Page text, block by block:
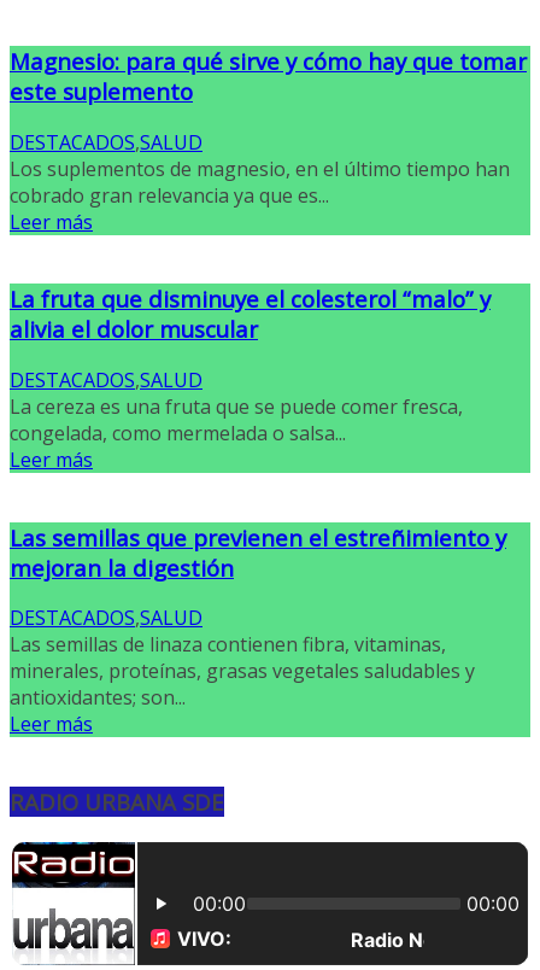
Magnesio: para qué sirve y cómo hay que tomar
este suplemento
DESTACADOS,SALUD
Los suplementos de magnesio, en el último tiempo han
cobrado gran relevancia ya que es...
Leer más
La fruta que disminuye el colesterol “malo” y
alivia el dolor muscular
DESTACADOS,SALUD
La cereza es una fruta que se puede comer fresca,
congelada, como mermelada o salsa...
Leer más
Las semillas que previenen el estreñimiento y
mejoran la digestión
DESTACADOS,SALUD
Las semillas de linaza contienen fibra, vitaminas,
minerales, proteínas, grasas vegetales saludables y
antioxidantes; son...
Leer más
RADIO URBANA SDE